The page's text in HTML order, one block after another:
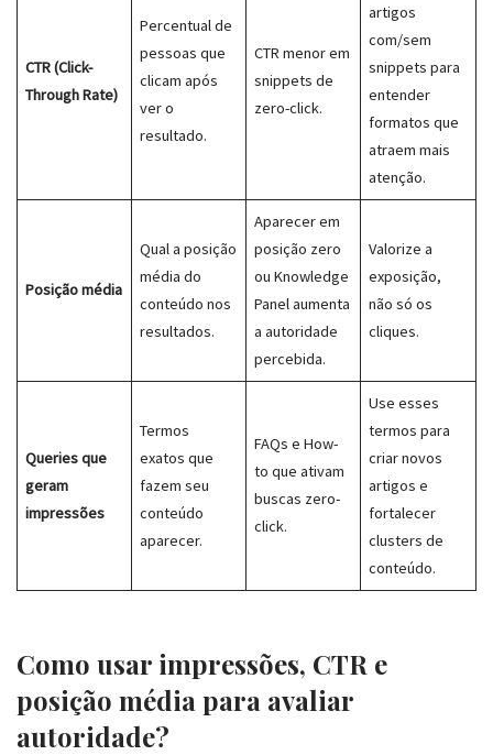
CTR (Click-
Through Rate)
Percentual de
pessoas que
clicam após
ver o
resultado.
CTR menor em
snippets de
zero-click.
artigos
com/sem
snippets para
entender
formatos que
atraem mais
atenção.
Posição média
Qual a posição
média do
conteúdo nos
resultados.
Aparecer em
posição zero
ou Knowledge
Panel aumenta
a autoridade
percebida.
Valorize a
exposição,
não só os
cliques.
Queries que
geram
impressões
Termos
exatos que
fazem seu
conteúdo
aparecer.
FAQs e How-
to que ativam
buscas zero-
click.
Use esses
termos para
criar novos
artigos e
fortalecer
clusters de
conteúdo.
Como usar impressões, CTR e
posição média para avaliar
autoridade?